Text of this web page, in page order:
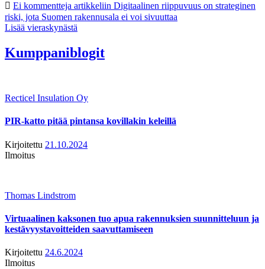
Ei kommentteja artikkeliin Digitaalinen riippuvuus on strateginen
riski, jota Suomen rakennusala ei voi sivuuttaa
Lisää vieraskynästä
Kumppaniblogit
Recticel Insulation Oy
PIR-katto pitää pintansa kovillakin keleillä
Kirjoitettu 21.10.2024
Ilmoitus
Thomas Lindstrom
Virtuaalinen kaksonen tuo apua rakennuksien suunnitteluun ja
kestävyystavoitteiden saavuttamiseen
Kirjoitettu 24.6.2024
Ilmoitus